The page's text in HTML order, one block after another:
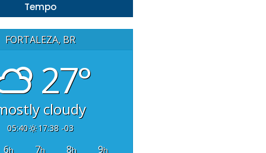
Tempo
FORTALEZA, BR
27°
cloudy
05:40 17:38 -03
6h 7h 8h 9h